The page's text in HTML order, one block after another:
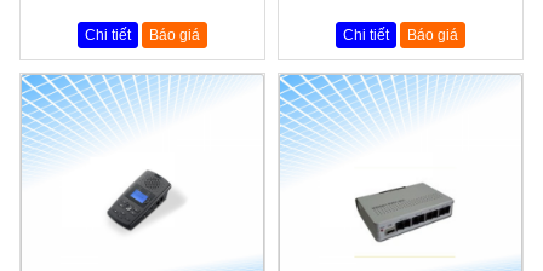
Chi tiết Báo giá Chi tiết Báo giá